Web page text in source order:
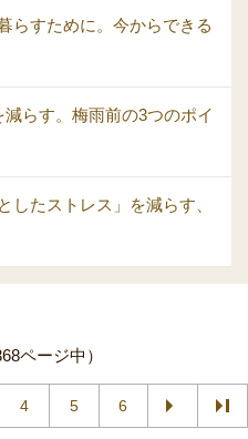
らすために。今からできる
らす。梅雨前の3つのポイ
したストレス」を減らす、
ページ中）
4 5 6